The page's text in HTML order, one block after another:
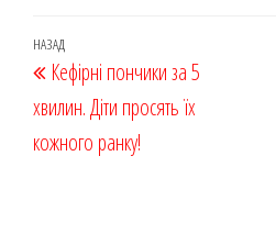
k on
Навігація
записів
Попередній
запис
НАЗАД
Кефірні пончики за 5
хвилин. Діти просять їх
кожного ранку!